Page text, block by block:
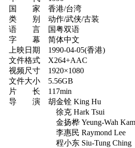
国 家 香港/台湾
类 别 动作/武侠/古装
语 言 国粤双语
字 幕 简体中文
上映日期 1990-04-05(香港)
文件格式 X264+AAC
视频尺寸 1920×1080
文件大小 5.56GB
片 长 117min
导 演 胡金铨 King Hu
徐克 Hark Tsui
金扬桦 Yeung-Wah Kam
李惠民 Raymond Lee
程小东 Siu-Tung Ching